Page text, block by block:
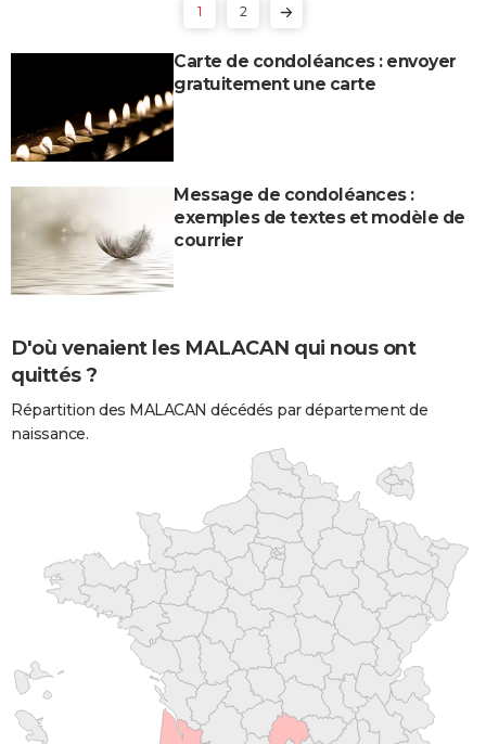
1 2
Carte de condoléances : envoyer
gratuitement une carte
Message de condoléances :
exemples de textes et modèle de
courrier
D'où venaient les MALACAN qui nous ont
quittés ?
Répartition des MALACAN décédés par département de
naissance.